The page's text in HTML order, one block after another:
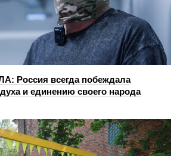
Россия всегда побеждала
и единению своего народа